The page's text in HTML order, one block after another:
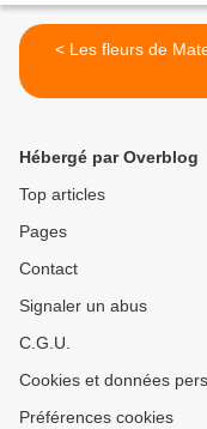
< Les fleurs de
Hébergé par Overblog
Top articles
Pages
Contact
Signaler un abus
C.G.U.
Cookies et données
Préférences cookies